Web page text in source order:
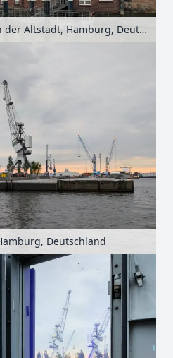
Häuser am Nikolaifleet in der Altstadt, Hamburg, Deutschland
Deutschland